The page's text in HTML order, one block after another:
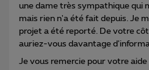
une dame très sympathique qui
mais rien n'a été fait depuis. Je
projet a été reporté. De votre
auriez-vous davantage
Je vous remercie pour votre